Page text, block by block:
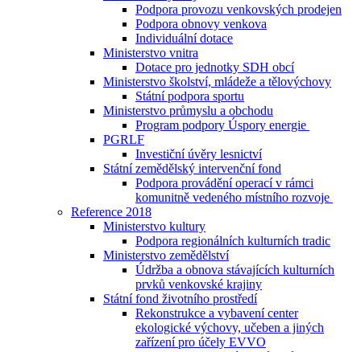
Podpora provozu venkovských prodejen
Podpora obnovy venkova
Individuální dotace
Ministerstvo vnitra
Dotace pro jednotky SDH obcí
Ministerstvo školství, mládeže a tělovýchovy
Státní podpora sportu
Ministerstvo průmyslu a obchodu
Program podpory Úspory energie
PGRLF
Investiční úvěry lesnictví
Státní zemědělský intervenční fond
Podpora provádění operací v rámci
komunitně vedeného místního rozvoje
Reference 2018
Ministerstvo kultury
Podpora regionálních kulturních tradic
Ministerstvo zemědělství
Údržba a obnova stávajících kulturních
prvků venkovské krajiny
Státní fond životního prostředí
Rekonstrukce a vybavení center
ekologické výchovy, učeben a jiných
zařízení pro účely EVVO